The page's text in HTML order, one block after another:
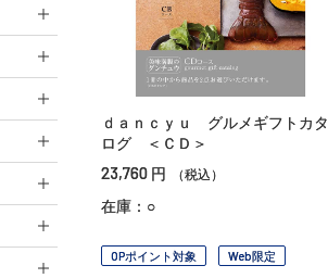
ｄａｎｃｙｕ グルメギフトカタ
ログ ＜ＣＤ＞
23,760 円 （税込）
在庫：○
OPポイント対象 Web限定